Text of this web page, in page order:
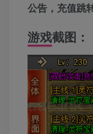
公告，充值跳
游戏截图：